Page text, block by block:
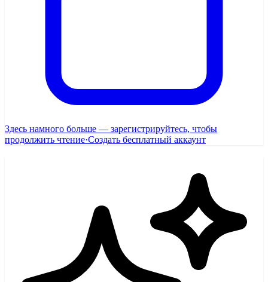
Здесь намного больше — зарегистрируйтесь, чтобы
продолжить чтение·Создать бесплатный аккаунт